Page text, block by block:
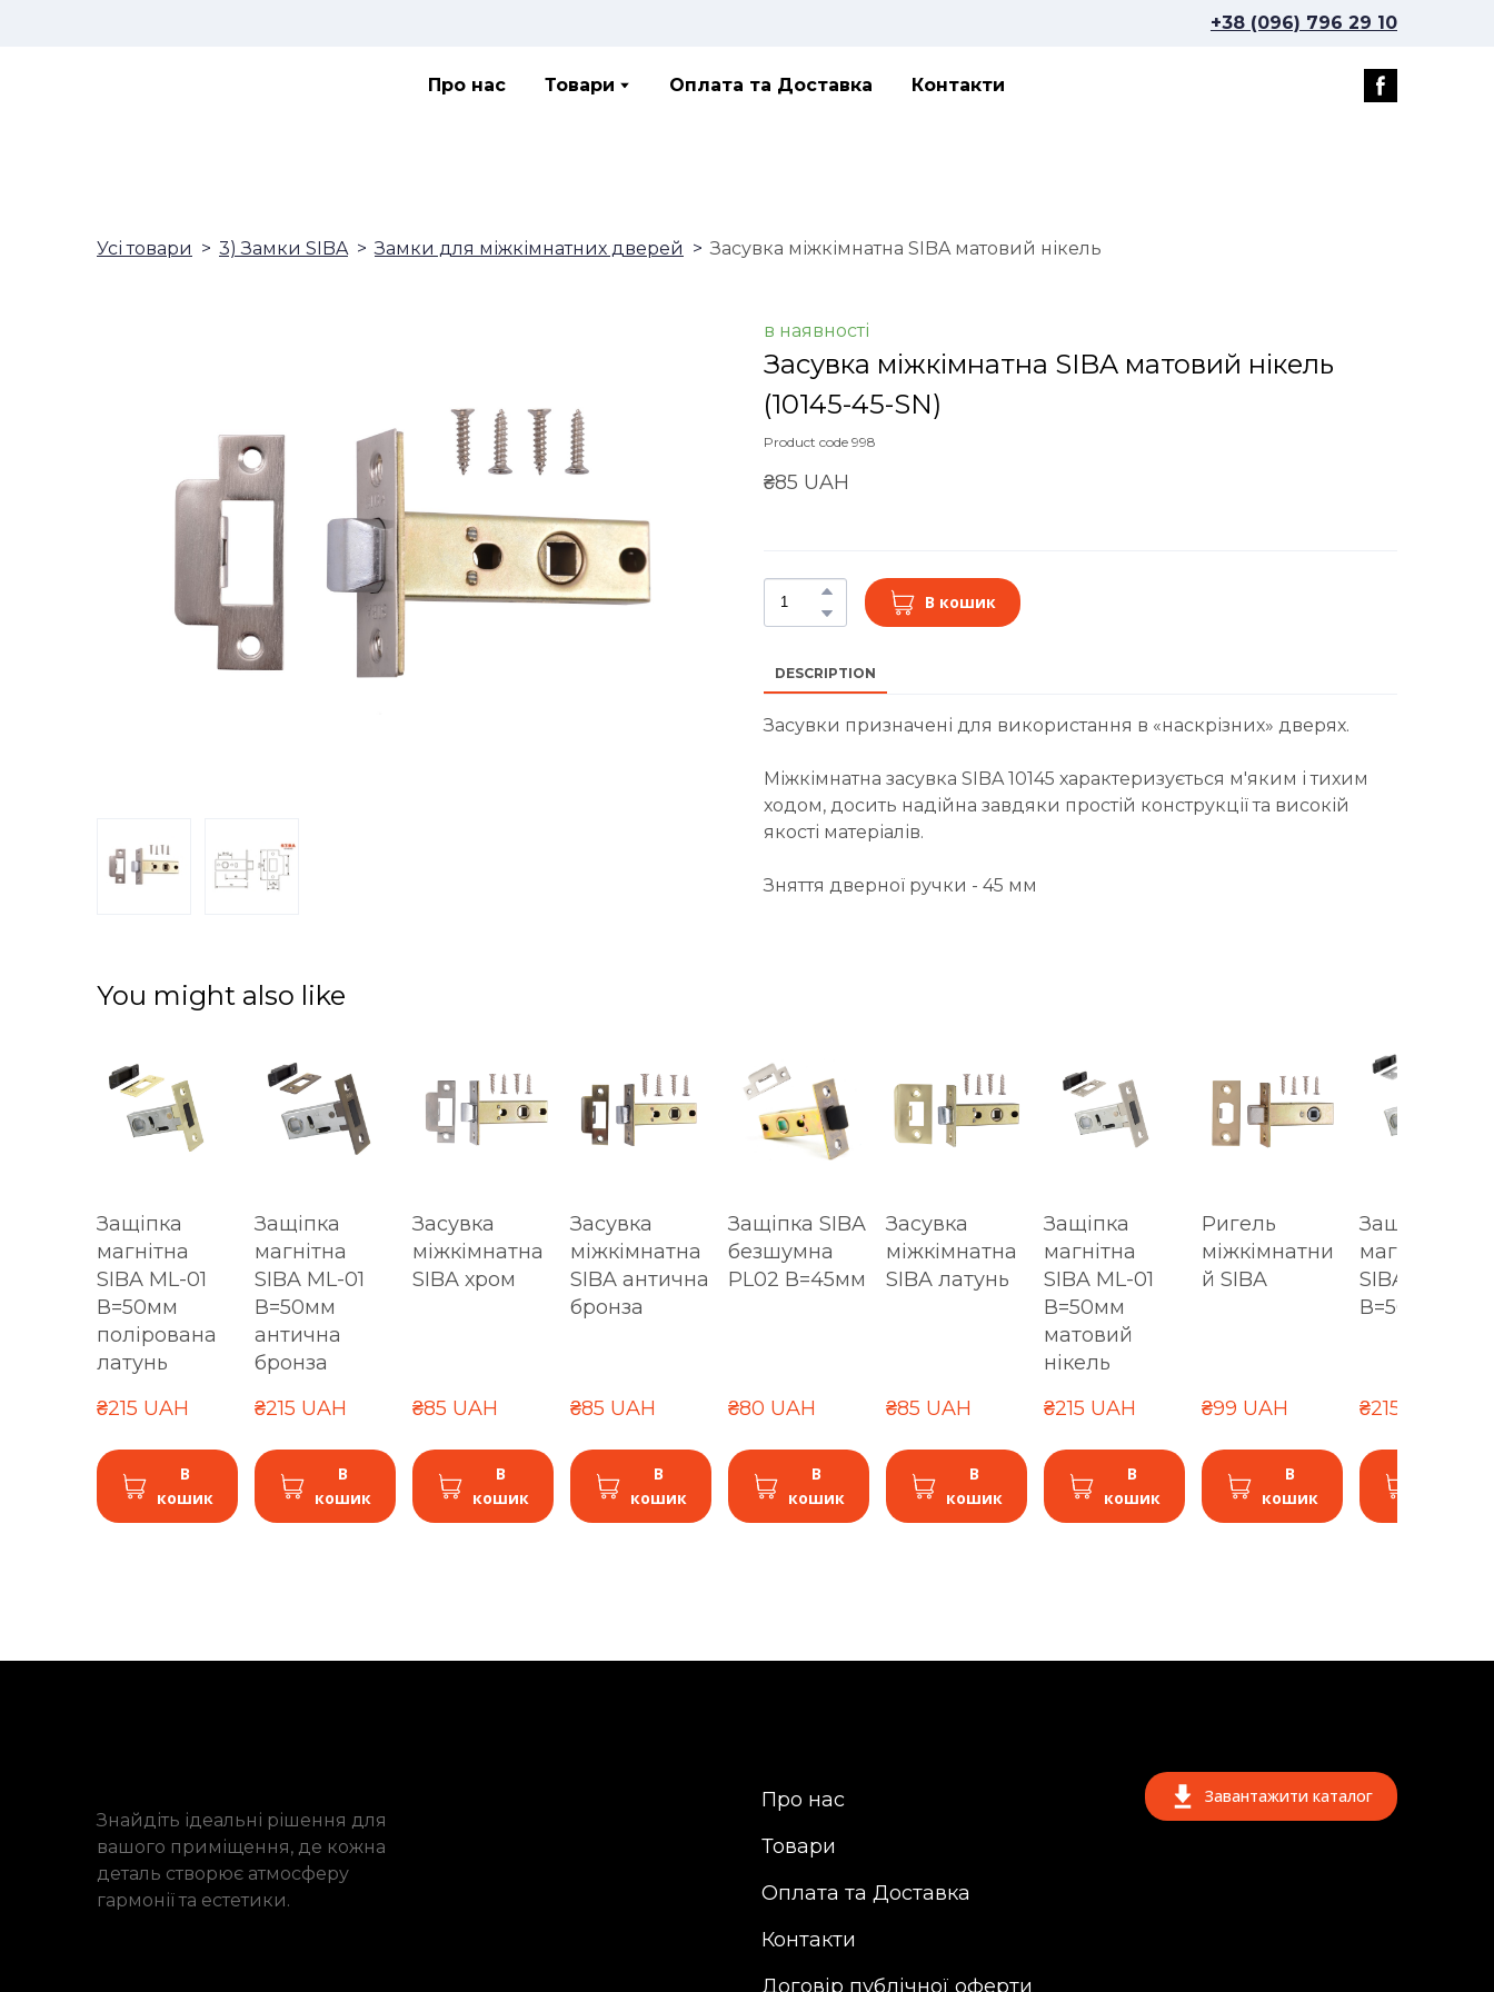
+38 (096) 796 29 10
Про нас Товари Оплата та Доставка Контакти
Усі товари 3) Замки SIBA Замки для міжкімнатних дверей Засувка міжкімнатна SIBA матовий нікель
в наявності
Засувка міжкімнатна SIBA матовий нікель
(10145-45-SN)
Product code 998
₴85 UAH
В кошик
DESCRIPTION
Засувки призначені для використання в «наскрізних» дверях.
Міжкімнатна засувка SIBA 10145 характеризується м'яким і тихим
ходом, досить надійна завдяки простій конструкції та високій
якості матеріалів.
Зняття дверної ручки - 45 мм
You might also like
Защіпка
магнітна
SIBA ML-01
В=50мм
полірована
латунь
₴215 UAH
В
кошик
Защіпка
магнітна
SIBA ML-01
В=50мм
антична
бронза
₴215 UAH
В
кошик
Засувка
міжкімнатна
SIBA хром
₴85 UAH
В
кошик
Засувка
міжкімнатна
SIBA антична
бронза
₴85 UAH
В
кошик
Защіпка SIBA
безшумна
PL02 В=45мм
₴80 UAH
В
кошик
Засувка
міжкімнатна
SIBA латунь
₴85 UAH
В
кошик
Защіпка
магнітна
SIBA ML-01
В=50мм
матовий
нікель
₴215 UAH
В
кошик
Ригель
міжкімнатни
й SIBA
₴99 UAH
В
кошик
Защіпка
магнітна
SIBA ML-01
В=50мм
₴215 UAH
Знайдіть ідеальні рішення для
вашого приміщення, де кожна
деталь створює атмосферу
гармонії та естетики.
Про нас
Товари
Оплата та Доставка
Контакти
Договір публічної оферти
Завантажити каталог